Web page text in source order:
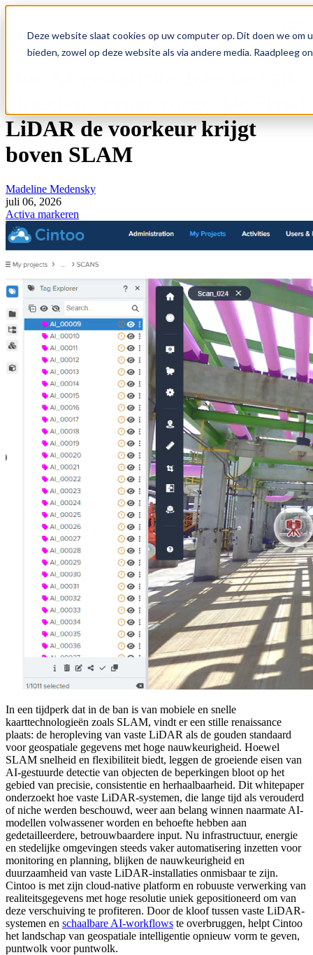
Deze website slaat cookies op uw computer op. Dit doen we
bieden, zowel op deze website als via andere media. Raadpleeg
LiDAR de voorkeur krijgt
boven SLAM
Madeline Medensky
juli 06, 2026
Activa markeren
In een tijdperk dat in de ban is van mobiele en snelle
kaarttechnologieën zoals SLAM, vindt er een stille renaissance
plaats: de heropleving van vaste LiDAR als de gouden standaard
voor geospatiale gegevens met hoge nauwkeurigheid. Hoewel
SLAM snelheid en flexibiliteit biedt, leggen de groeiende eisen van
AI-gestuurde detectie van objecten de beperkingen bloot op het
gebied van precisie, consistentie en herhaalbaarheid. Dit whitepaper
onderzoekt hoe vaste LiDAR-systemen, die lange tijd als verouderd
of niche werden beschouwd, weer aan belang winnen naarmate AI-
modellen volwassener worden en behoefte hebben aan
gedetailleerdere, betrouwbaardere input. Nu infrastructuur, energie
en stedelijke omgevingen steeds vaker automatisering inzetten voor
monitoring en planning, blijken de nauwkeurigheid en
duurzaamheid van vaste LiDAR-installaties onmisbaar te zijn.
Cintoo is met zijn cloud-native platform en robuuste verwerking van
realiteitsgegevens met hoge resolutie uniek gepositioneerd om van
deze verschuiving te profiteren. Door de kloof tussen vaste LiDAR-
systemen en schaalbare AI-workflows te overbruggen, helpt Cintoo
het landschap van geospatiale intelligentie opnieuw vorm te geven,
puntwolk voor puntwolk.